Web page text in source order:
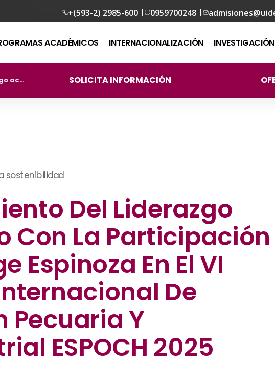
+(593-2) 2985-600 | 0959700248 |
ACADÉMICOS INTERNACIONALIZACIÓN INVESTIGACIÓN
Fortalecimiento del liderazgo académico con la participación del Dr. Jorge Espinoza en el VI Congreso Internacional de Producción Pecuaria y Agroindustrial ESPOCH 2025 SOLICITA INFORMACIÓN
Del Liderazgo
Con La Participación
Espinoza En El VI
De
Pecuaria Y
ESPOCH 2025